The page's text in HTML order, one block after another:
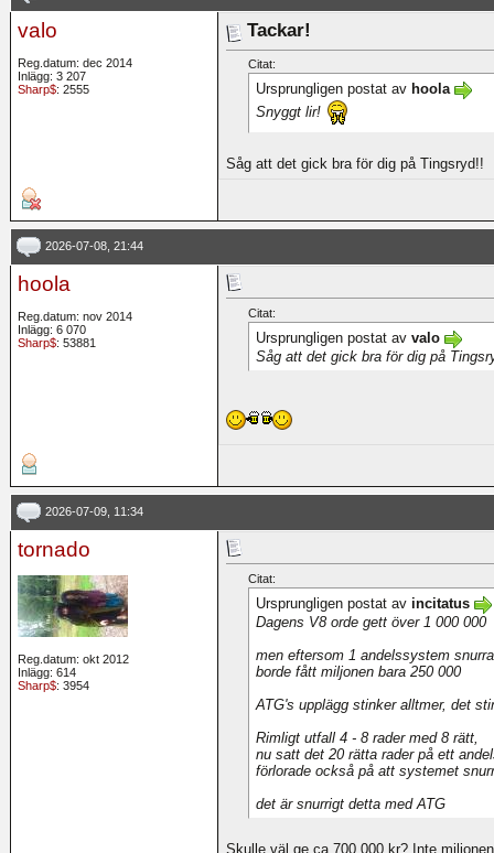
valo
Reg.datum: dec 2014
Inlägg: 3 207
Sharp$: 2555
Tackar!
Citat:
Ursprungligen postat av hoola
Snyggt lir!
Såg att det gick bra för dig på Tingsryd!!
2026-07-08, 21:44
hoola
Reg.datum: nov 2014
Inlägg: 6 070
Sharp$: 53881
Citat:
Ursprungligen postat av valo
Såg att det gick bra för dig på
2026-07-09, 11:34
tornado
Reg.datum: okt 2012
Inlägg: 614
Sharp$: 3954
Citat:
Ursprungligen postat av incitatus
Dagens V8 orde gett över 1 000 000
men eftersom 1 andelssystem
borde fått miljonen bara 250 000
ATG's upplägg stinker alltmer, det
Rimligt utfall 4 - 8 rader med 8 rätt,
nu satt det 20 rätta rader på ett
förlorade också på att systemet
det är snurrigt detta med ATG
Skulle väl ge ca 700.000 kr? Inte